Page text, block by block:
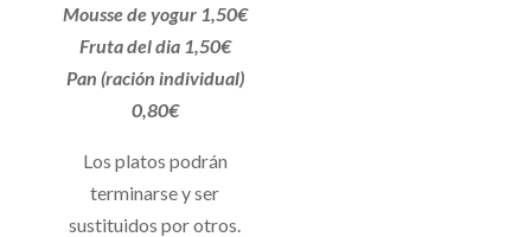
Mousse de yogur 1,50€
Fruta del dia 1,50€
Pan (ración individual)
0,80€
Los platos podrán
terminarse y ser
sustituidos por otros.